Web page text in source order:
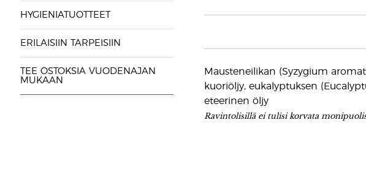
HYGIENIATUOTTEET
ERILAISIIN TARPEISIIN
TEE OSTOKSIA VUODENAJAN
MUKAAN
Mausteneilikan (Syzygium
kuoriöljy, eukalyptuksen
eteerinen öljy
Ravintolisillä ei tulisi korvata